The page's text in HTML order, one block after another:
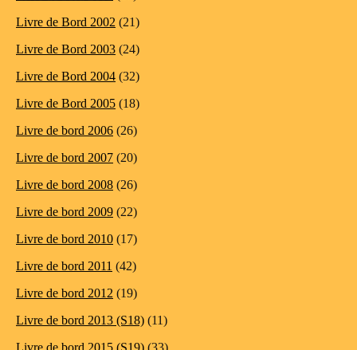
Livre de Bord 2002 (21)
Livre de Bord 2003 (24)
Livre de Bord 2004 (32)
Livre de Bord 2005 (18)
Livre de bord 2006 (26)
Livre de bord 2007 (20)
Livre de bord 2008 (26)
Livre de bord 2009 (22)
Livre de bord 2010 (17)
Livre de bord 2011 (42)
Livre de bord 2012 (19)
Livre de bord 2013 (S18) (11)